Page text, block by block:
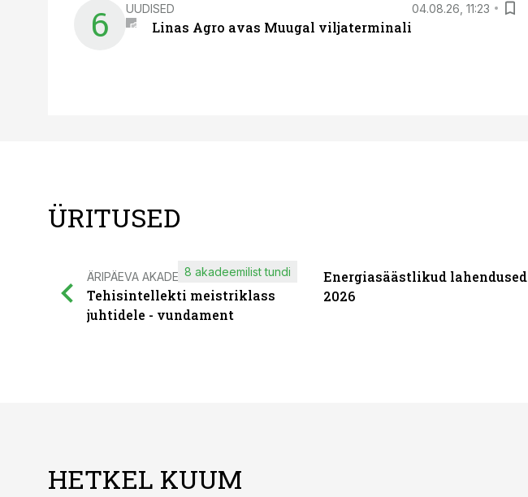
6 UUDISED 04.08.26, 11:23
Linas Agro avas Muugal viljaterminali
ÜRITUSED
ÄRIPÄEVA AKADEEMIA
Tehisintellekti meistriklass
juhtidele - vundament
8 akadeemilist tundi
Energiasäästlikud lahendused
2026
HETKEL KUUM